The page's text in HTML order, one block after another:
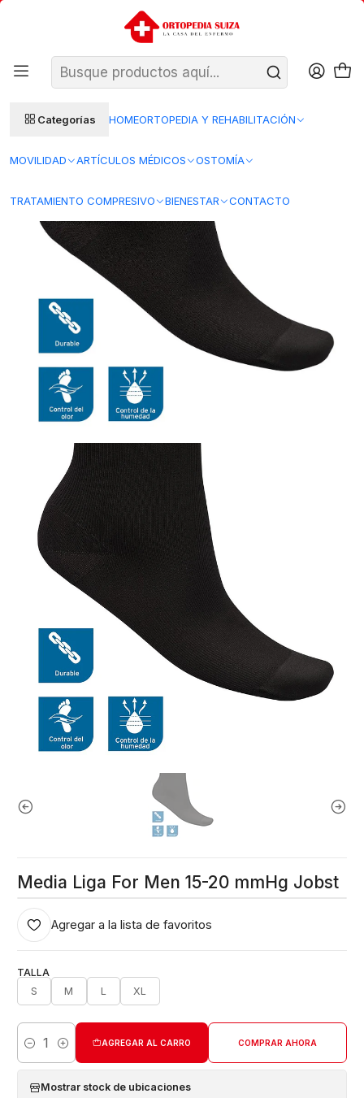
Categorías HOMEORTOPEDIA Y REHABILITACIÓN
MOVILIDAD ARTÍCULOS MÉDICOS OSTOMÍA
TRATAMIENTO COMPRESIVO BIENESTAR CONTACTO
SANTIAGO: ENTREGA AL DÍA HÁBIL SIGUIENTE (L–V)
REGIONES 48–72 HORAS HÁBILES
Tratamiento Compresivo Ligas de compresion
Media Liga For Men 15-20 mmHg Jobst
Media Liga For Men 15-20 mmHg Jobst
Agregar a la lista de favoritos
TALLA
S
M L XL
Cantidad
AGREGAR AL CARRO COMPRAR AHORA
Mostrar stock de ubicaciones